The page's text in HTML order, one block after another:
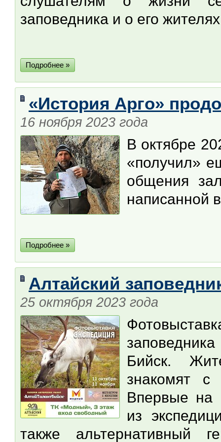
заповедника и о его
Подробнее »
«История Арго»
16 ноября 2023 года
В октябре
«получил»
общения
написанной
Подробнее »
Алтайский
25 октября 2023 года
Бийск.
знакомят с
Впервые на
из
также альтернативный